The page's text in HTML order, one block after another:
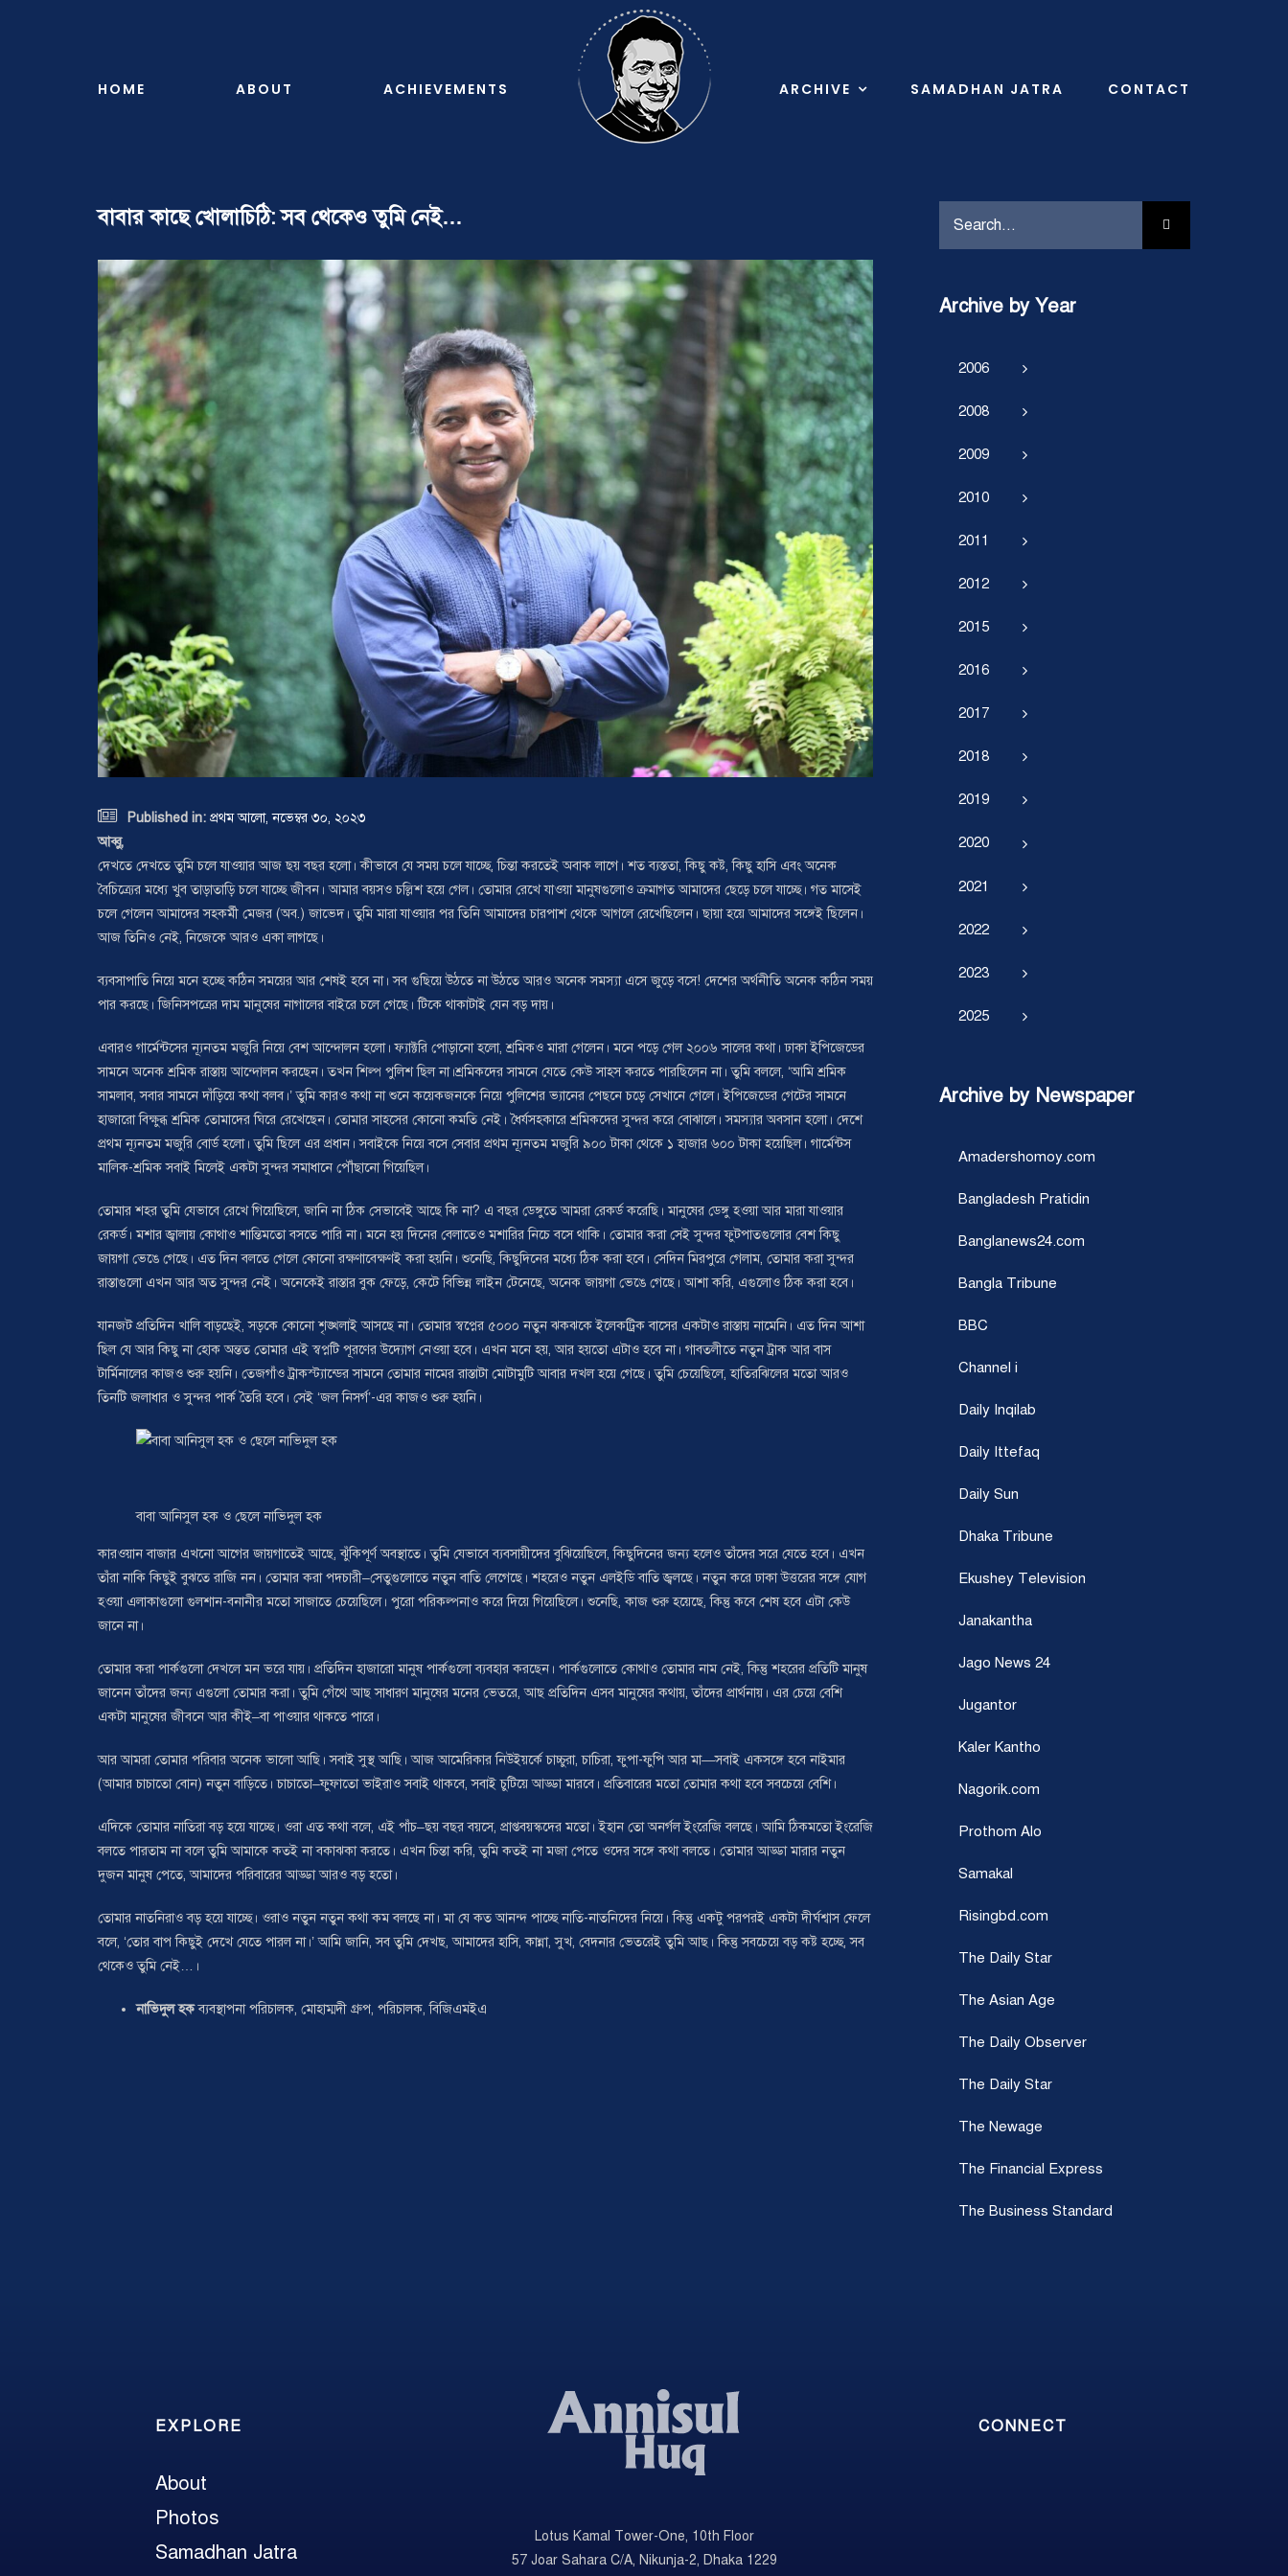
HOME ABOUT ACHIEVEMENTS ARCHIVE SAMADHAN JATRA CONTACT
বাবার কাছে খোলাচিঠি: সব থেকেও তুমি নেই…
View
Larger
Image
 Published in:প্রথম আলো, নভেম্বর ৩০, ২০২৩
আব্বু,
দেখতে দেখতে তুমি চলে যাওয়ার আজ ছয় বছর হলো। কীভাবে যে সময় চলে যাচ্ছে, চিন্তা করতেই অবাক লাগে। শত ব্যস্ততা, কিছু কষ্ট, কিছু হাসি এবং অনেক
বৈচিত্র্যের মধ্যে খুব তাড়াতাড়ি চলে যাচ্ছে জীবন। আমার বয়সও চল্লিশ হয়ে গেল। তোমার রেখে যাওয়া মানুষগুলোও ক্রমাগত আমাদের ছেড়ে চলে যাচ্ছে। গত মাসেই
চলে গেলেন আমাদের সহকর্মী মেজর (অব.) জাভেদ। তুমি মারা যাওয়ার পর তিনি আমাদের চারপাশ থেকে আগলে রেখেছিলেন। ছায়া হয়ে আমাদের সঙ্গেই ছিলেন।
আজ তিনিও নেই, নিজেকে আরও একা লাগছে।
ব্যবসাপাতি নিয়ে মনে হচ্ছে কঠিন সময়ের আর শেষই হবে না। সব গুছিয়ে উঠতে না উঠতে আরও অনেক সমস্যা এসে জুড়ে বসে! দেশের অর্থনীতি অনেক কঠিন সময়
পার করছে। জিনিসপত্রের দাম মানুষের নাগালের বাইরে চলে গেছে। টিকে থাকাটাই যেন বড় দায়।
এবারও গার্মেন্টসের ন্যূনতম মজুরি নিয়ে বেশ আন্দোলন হলো। ফ্যাক্টরি পোড়ানো হলো, শ্রমিকও মারা গেলেন। মনে পড়ে গেল ২০০৬ সালের কথা। ঢাকা ইপিজেডের
সামনে অনেক শ্রমিক রাস্তায় আন্দোলন করছেন। তখন শিল্প পুলিশ ছিল না।শ্রমিকদের সামনে যেতে কেউ সাহস করতে পারছিলেন না। তুমি বললে, ‘আমি শ্রমিক
সামলাব, সবার সামনে দাঁড়িয়ে কথা বলব।’ তুমি কারও কথা না শুনে কয়েকজনকে নিয়ে পুলিশের ভ্যানের পেছনে চড়ে সেখানে গেলে। ইপিজেডের গেটের সামনে
হাজারো বিক্ষুব্ধ শ্রমিক তোমাদের ঘিরে রেখেছেন। তোমার সাহসের কোনো কমতি নেই। ধৈর্যসহকারে শ্রমিকদের সুন্দর করে বোঝালে। সমস্যার অবসান হলো। দেশে
প্রথম ন্যূনতম মজুরি বোর্ড হলো। তুমি ছিলে এর প্রধান। সবাইকে নিয়ে বসে সেবার প্রথম ন্যূনতম মজুরি ৯০০ টাকা থেকে ১ হাজার ৬০০ টাকা হয়েছিল। গার্মেন্টস
মালিক-শ্রমিক সবাই মিলেই একটা সুন্দর সমাধানে পৌঁছানো গিয়েছিল।
তোমার শহর তুমি যেভাবে রেখে গিয়েছিলে, জানি না ঠিক সেভাবেই আছে কি না? এ বছর ডেঙ্গুতে আমরা রেকর্ড করেছি। মানুষের ডেঙ্গু হওয়া আর মারা যাওয়ার
রেকর্ড। মশার জ্বালায় কোথাও শান্তিমতো বসতে পারি না। মনে হয় দিনের বেলাতেও মশারির নিচে বসে থাকি। তোমার করা সেই সুন্দর ফুটপাতগুলোর বেশ কিছু
জায়গা ভেঙে গেছে। এত দিন বলতে গেলে কোনো রক্ষণাবেক্ষণই করা হয়নি। শুনেছি, কিছুদিনের মধ্যে ঠিক করা হবে। সেদিন মিরপুরে গেলাম, তোমার করা সুন্দর
রাস্তাগুলো এখন আর অত সুন্দর নেই। অনেকেই রাস্তার বুক ফেড়ে, কেটে বিভিন্ন লাইন টেনেছে, অনেক জায়গা ভেঙে গেছে। আশা করি, এগুলোও ঠিক করা হবে।
যানজট প্রতিদিন খালি বাড়ছেই, সড়কে কোনো শৃঙ্খলাই আসছে না। তোমার স্বপ্নের ৫০০০ নতুন ঝকঝকে ইলেকট্রিক বাসের একটাও রাস্তায় নামেনি। এত দিন আশা
ছিল যে আর কিছু না হোক অন্তত তোমার এই স্বপ্নটি পূরণের উদ্যোগ নেওয়া হবে। এখন মনে হয়, আর হয়তো এটাও হবে না। গাবতলীতে নতুন ট্রাক আর বাস
টার্মিনালের কাজও শুরু হয়নি। তেজগাঁও ট্রাকস্ট্যান্ডের সামনে তোমার নামের রাস্তাটা মোটামুটি আবার দখল হয়ে গেছে। তুমি চেয়েছিলে, হাতিরঝিলের মতো আরও
তিনটি জলাধার ও সুন্দর পার্ক তৈরি হবে। সেই ‘জল নিসর্গ’-এর কাজও শুরু হয়নি।
বাবা আনিসুল হক ও ছেলে নাভিদুল হক
কারওয়ান বাজার এখনো আগের জায়গাতেই আছে, ঝুঁকিপূর্ণ অবস্থাতে। তুমি যেভাবে ব্যবসায়ীদের বুঝিয়েছিলে, কিছুদিনের জন্য হলেও তাঁদের সরে যেতে হবে। এখন
তাঁরা নাকি কিছুই বুঝতে রাজি নন। তোমার করা পদচারী–সেতুগুলোতে নতুন বাতি লেগেছে। শহরেও নতুন এলইডি বাতি জ্বলছে। নতুন করে ঢাকা উত্তরের সঙ্গে যোগ
হওয়া এলাকাগুলো গুলশান-বনানীর মতো সাজাতে চেয়েছিলে। পুরো পরিকল্পনাও করে দিয়ে গিয়েছিলে। শুনেছি, কাজ শুরু হয়েছে, কিন্তু কবে শেষ হবে এটা কেউ
জানে না।
তোমার করা পার্কগুলো দেখলে মন ভরে যায়। প্রতিদিন হাজারো মানুষ পার্কগুলো ব্যবহার করছেন। পার্কগুলোতে কোথাও তোমার নাম নেই, কিন্তু শহরের প্রতিটি মানুষ
জানেন তাঁদের জন্য এগুলো তোমার করা। তুমি গেঁথে আছ সাধারণ মানুষের মনের ভেতরে, আছ প্রতিদিন এসব মানুষের কথায়, তাঁদের প্রার্থনায়। এর চেয়ে বেশি
একটা মানুষের জীবনে আর কীই–বা পাওয়ার থাকতে পারে।
আর আমরা তোমার পরিবার অনেক ভালো আছি। সবাই সুস্থ আছি। আজ আমেরিকার নিউইয়র্কে চাচ্চুরা, চাচিরা, ফুপা-ফুপি আর মা—সবাই একসঙ্গে হবে নাইমার
(আমার চাচাতো বোন) নতুন বাড়িতে। চাচাতো–ফুফাতো ভাইরাও সবাই থাকবে, সবাই চুটিয়ে আড্ডা মারবে। প্রতিবারের মতো তোমার কথা হবে সবচেয়ে বেশি।
এদিকে তোমার নাতিরা বড় হয়ে যাচ্ছে। ওরা এত কথা বলে, এই পাঁচ–ছয় বছর বয়সে, প্রাপ্তবয়স্কদের মতো। ইহান তো অনর্গল ইংরেজি বলছে। আমি ঠিকমতো ইংরেজি
বলতে পারতাম না বলে তুমি আমাকে কতই না বকাঝকা করতে। এখন চিন্তা করি, তুমি কতই না মজা পেতে ওদের সঙ্গে কথা বলতে। তোমার আড্ডা মারার নতুন
দুজন মানুষ পেতে, আমাদের পরিবারের আড্ডা আরও বড় হতো।
তোমার নাতনিরাও বড় হয়ে যাচ্ছে। ওরাও নতুন নতুন কথা কম বলছে না। মা যে কত আনন্দ পাচ্ছে নাতি-নাতনিদের নিয়ে। কিন্তু একটু পরপরই একটা দীর্ঘশ্বাস ফেলে
বলে, ‘তোর বাপ কিছুই দেখে যেতে পারল না।’ আমি জানি, সব তুমি দেখছ, আমাদের হাসি, কান্না, সুখ, বেদনার ভেতরেই তুমি আছ। কিন্তু সবচেয়ে বড় কষ্ট হচ্ছে, সব
থেকেও তুমি নেই…।
নাভিদুল হকব্যবস্থাপনা পরিচালক, মোহাম্মদী গ্রুপ, পরিচালক, বিজিএমইএ
Archive by Year
2006
2008
2009
2010
2011
2012
2015
2016
2017
2018
2019
2020
2021
2022
2023
2025
Archive by Newspaper
Amadershomoy.com
Bangladesh Pratidin
Banglanews24.com
Bangla Tribune
BBC
Channel i
Daily Inqilab
Daily Ittefaq
Daily Sun
Dhaka Tribune
Ekushey Television
Janakantha
Jago News 24
Jugantor
Kaler Kantho
Nagorik.com
Prothom Alo
Samakal
Risingbd.com
The Daily Star
The Asian Age
The Daily Observer
The Daily Star
The Newage
The Financial Express
The Business Standard
EXPLORE
About
Photos
Samadhan Jatra
Lotus Kamal Tower-One, 10th Floor
57 Joar Sahara C/A, Nikunja-2, Dhaka 1229
CONNECT